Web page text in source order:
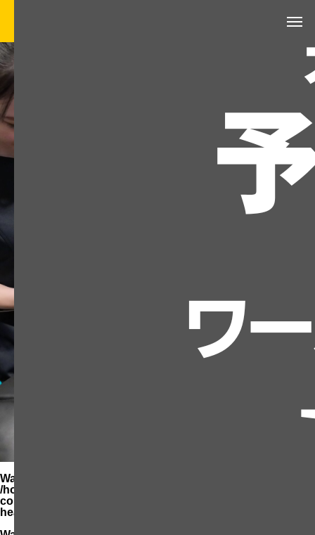
Warning
/home/zimuya/tada-reserve.jp/public_html/wp-
content/themes/quadra_biz001/template-parts/page-
header-title.php